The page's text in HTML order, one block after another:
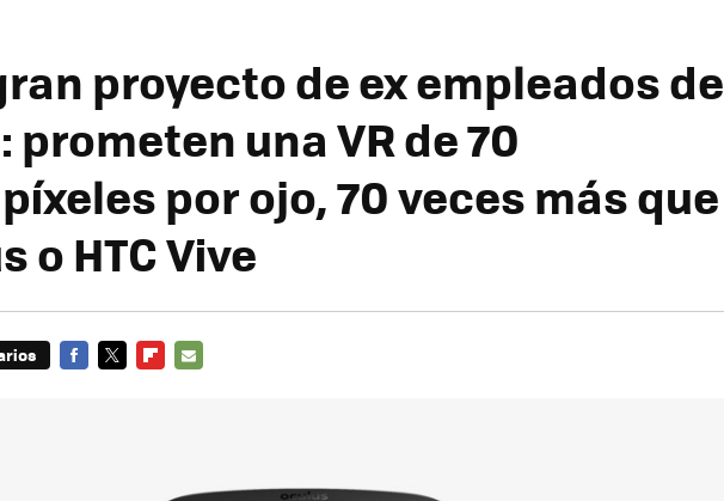
proyecto de ex empleados de
prometen una VR de 70
por ojo, 70 veces más que
o HTC Vive